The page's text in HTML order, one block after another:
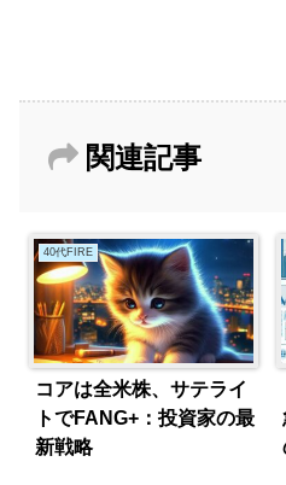
関連記事
40代FIRE
コアは全米株、サテライ
トでFANG+：投資家の最
新戦略